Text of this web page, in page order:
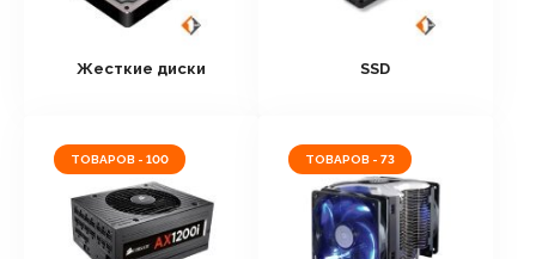
Жесткие диски SSD
ТОВАРОВ - 100 ТОВАРОВ - 73